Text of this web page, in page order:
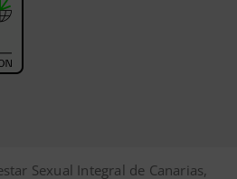
Sexual Integral de Canarias,